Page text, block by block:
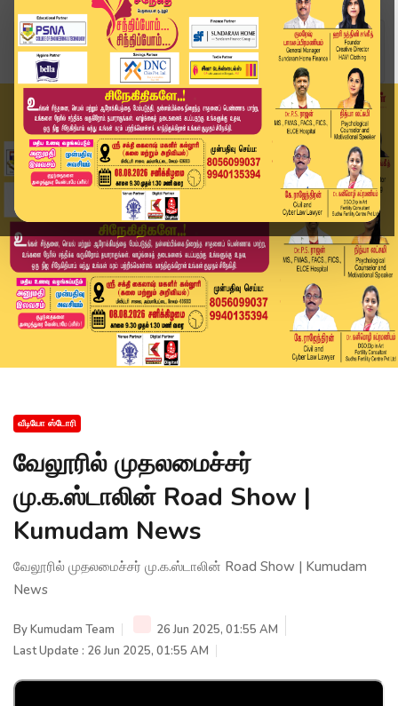
Home
வீடியோ ஸ்டோரி
வேலூரில் முதலமைச்சர் மு.க.ஸ்டாலின் Road Show | ...
வீடியோ ஸ்டோரி
வேலூரில் முதலமைச்சர்
மு.க.ஸ்டாலின் Road Show |
Kumudam News
வேலூரில் முதலமைச்சர் மு.க.ஸ்டாலின் Road Show | Kumudam
News
ByKumudam Team
26 Jun 2025, 01:55 AM
Last Update : 26 Jun 2025, 01:55 AM